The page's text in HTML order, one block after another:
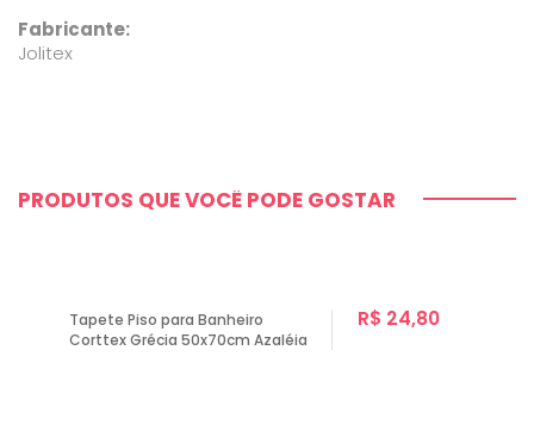
Fabricante:
Jolitex
PRODUTOS QUE VOCÊ PODE GOSTAR
Tapete Piso para Banheiro
Corttex Grécia 50x70cm Azaléia
R$ 24,80